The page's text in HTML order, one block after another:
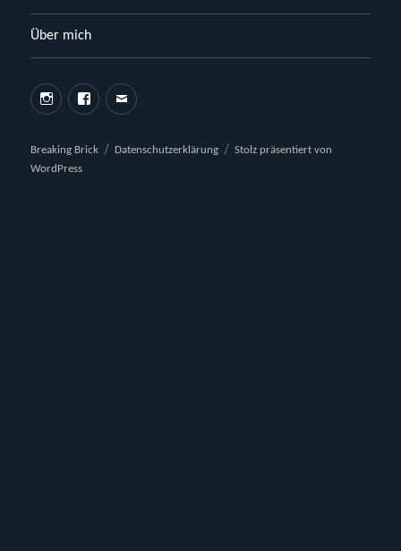
Über mich
InstagramFacebook
E-
Breaking Brick Datenschutzerklärung
Stolz präsentiert von
WordPress